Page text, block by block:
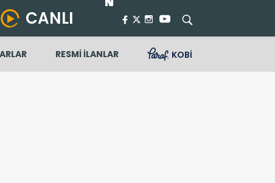
CANLI
RESMİ İLANLAR KOBİ